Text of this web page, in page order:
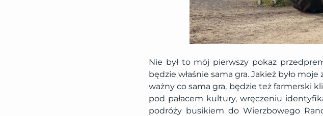
Nie był to mój pierwszy pokaz
będzie właśnie sama gra. Jakież było
ważny co sama gra, będzie też farmerski
pod pałacem kultury, wręczeniu
podróży busikiem do Wierzbowego